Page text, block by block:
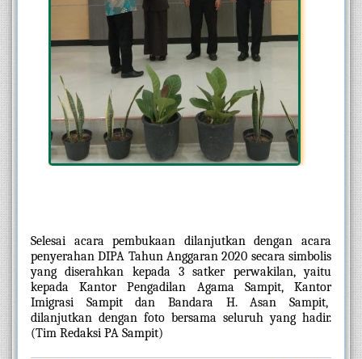
Selesai acara pembukaan dilanjutkan dengan acara
penyerahan DIPA Tahun Anggaran 2020 secara simbolis
yang diserahkan kepada 3 satker perwakilan, yaitu
kepada Kantor Pengadilan Agama Sampit, Kantor
Imigrasi Sampit dan Bandara H. Asan Sampit,
dilanjutkan dengan foto bersama seluruh yang hadir.
(Tim Redaksi PA Sampit)